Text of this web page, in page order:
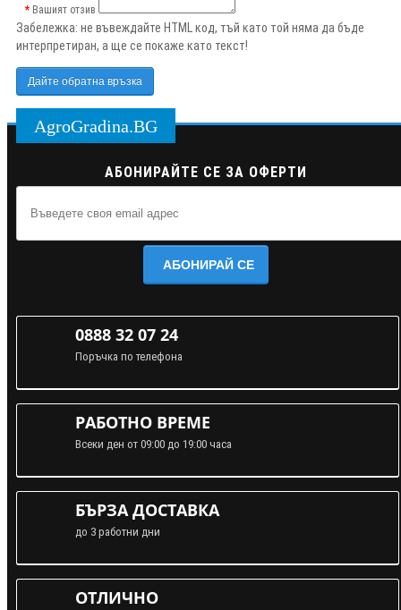
Вашият отзив
Забележка: не въвеждайте HTML код, тъй като той няма да бъде
интерпретиран, а ще се покаже като текст!
Дайте обратна връзка
AgroGradina.BG
АБОНИРАЙТЕ СЕ ЗА ОФЕРТИ
АБОНИРАЙ СЕ
0888 32 07 24
Поръчка по телефона
РАБОТНО ВРЕМЕ
Всеки ден от 09:00 до 19:00 часа
БЪРЗА ДОСТАВКА
до 3 работни дни
ОТЛИЧНО